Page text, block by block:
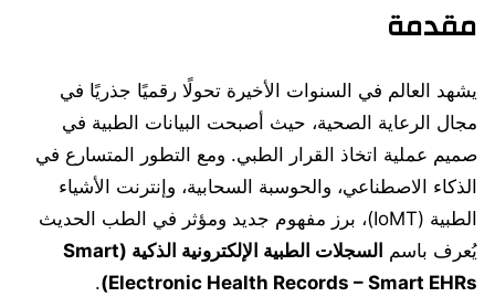
مقدمة
يشهد العالم في السنوات الأخيرة تحولًا رقميًا جذريًا في
مجال الرعاية الصحية، حيث أصبحت البيانات الطبية في
صميم عملية اتخاذ القرار الطبي. ومع التطور المتسارع في
الذكاء الاصطناعي، والحوسبة السحابية، وإنترنت الأشياء
الطبية (IoMT)، برز مفهوم جديد ومؤثر في الطب الحديث
يُعرف باسم
السجلات الطبية الإلكترونية الذكية (Smart
Electronic Health Records – Smart EHRs)
.